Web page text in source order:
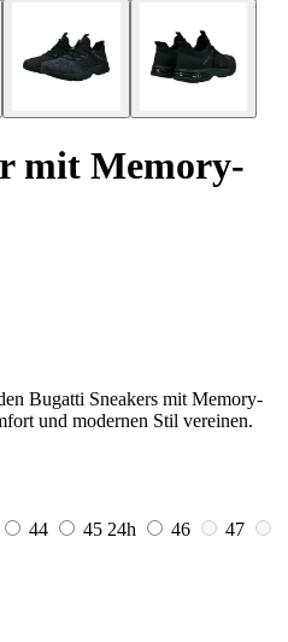
mit Memory-
Bugatti Sneakers mit Memory-
und modernen Stil vereinen.
44 45 24h 46
47